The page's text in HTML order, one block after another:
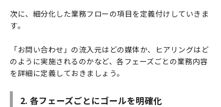
次に、細分化した業務フローの項目を定義付けしていきま
す。
「お問い合わせ」の流入元はどの媒体か、ヒアリングはど
のように実施されるのかなど、各フェーズごとの業務内容
を詳細に定義しておきましょう。
2. 各フェーズごとにゴールを明確化